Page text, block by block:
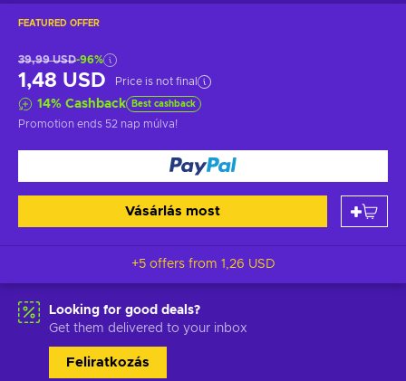
FEATURED OFFER
39,99 USD-96%
1,48 USD Price is not final
14% Cashback Best cashback
Promotion ends 52 nap múlva!
Vásárlás most
+5 offers from 1,26 USD
Looking for good deals?
Get them delivered to your inbox
Feliratkozás